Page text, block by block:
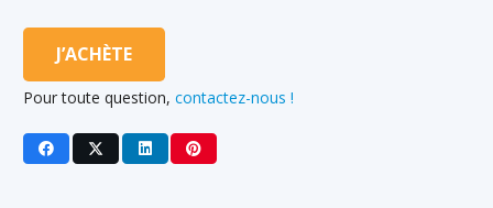
J’ACHÈTE
Pour toute question, contactez-nous !